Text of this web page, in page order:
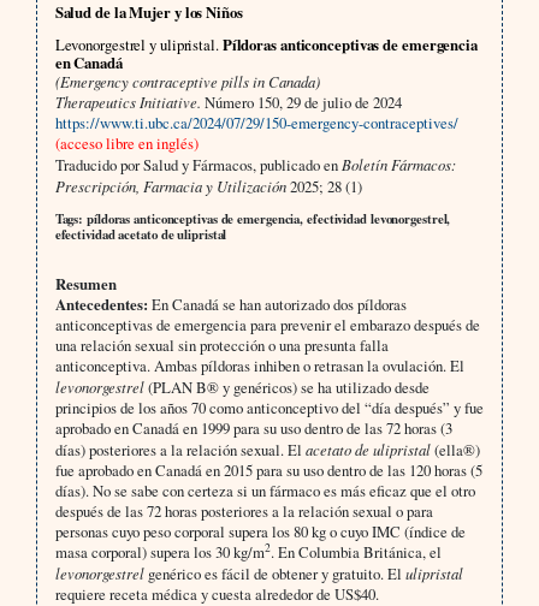
Salud de la Mujer y los Niños
Levonorgestrel y ulipristal.Píldoras anticonceptivas de emergencia
en Canadá
(Emergency contraceptive pills in Canada)
Therapeutics Initiative. Número 150, 29 de julio de 2024
https://www.ti.ubc.ca/2024/07/29/150-emergency-contraceptives/
(acceso libre en inglés)
Traducido por Salud y Fármacos, publicado en Boletín Fármacos:
Prescripción, Farmacia y Utilización2025; 28 (1)
Tags: píldoras anticonceptivas de emergencia, efectividad levonorgestrel,
efectividad acetato de ulipristal
Resumen
Antecedentes: En Canadá se han autorizado dos píldoras
anticonceptivas de emergencia para prevenir el embarazo después de
una relación sexual sin protección o una presunta falla
anticonceptiva. Ambas píldoras inhiben o retrasan la ovulación. El
levonorgestrel(PLAN B® y genéricos) se ha utilizado desde
principios de los años 70 como anticonceptivo del “día después” y fue
aprobado en Canadá en 1999 para su uso dentro de las 72 horas (3
días) posteriores a la relación sexual. El acetato de ulipristal(ella®)
fue aprobado en Canadá en 2015 para su uso dentro de las 120 horas (5
días). No se sabe con certeza si un fármaco es más eficaz que el otro
después de las 72 horas posteriores a la relación sexual o para
personas cuyo peso corporal supera los 80 kg o cuyo IMC (índice de
masa corporal) supera los 30 kg/m2. En Columbia Británica, el
levonorgestrelgenérico es fácil de obtener y gratuito. El ulipristal
requiere receta médica y cuesta alrededor de US$40.